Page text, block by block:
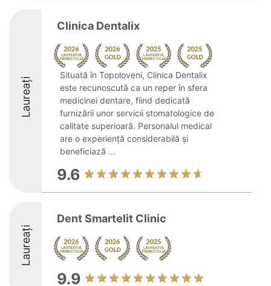
Laureați
Clinica Dentalix
Situată în Topoloveni, Clinica Dentalix
este recunoscută ca un reper în sfera
medicinei dentare, fiind dedicată
furnizării unor servicii stomatologice de
calitate superioară. Personalul medical
are o experiență considerabilă și
beneficiază ...
9.6
Laureați
Dent Smartelit Clinic
9.9